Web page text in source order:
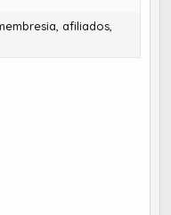
afiliados,